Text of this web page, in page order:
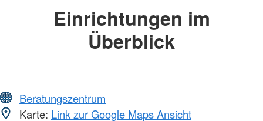
Einrichtungen im
Überblick
Beratungszentrum
Karte: Link zur Google Maps Ansicht